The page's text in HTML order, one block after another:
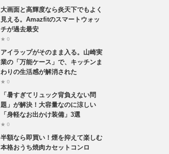
大画面と高輝度なら炎天下でもよく
見える。Amazfitのスマートウォッ
チが過去最安
★ 0
アイラップがそのまま入る。山崎実
業の「万能ケース」で、キッチンま
わりの生活感が解消された
★ 0
「暑すぎてリュック背負えない問
題」が解決！大容量なのに涼しい
「身軽なお出かけ装備」3選
★ 0
半額なら即買い！煙を抑えて楽しむ
本格おうち焼肉カセットコンロ